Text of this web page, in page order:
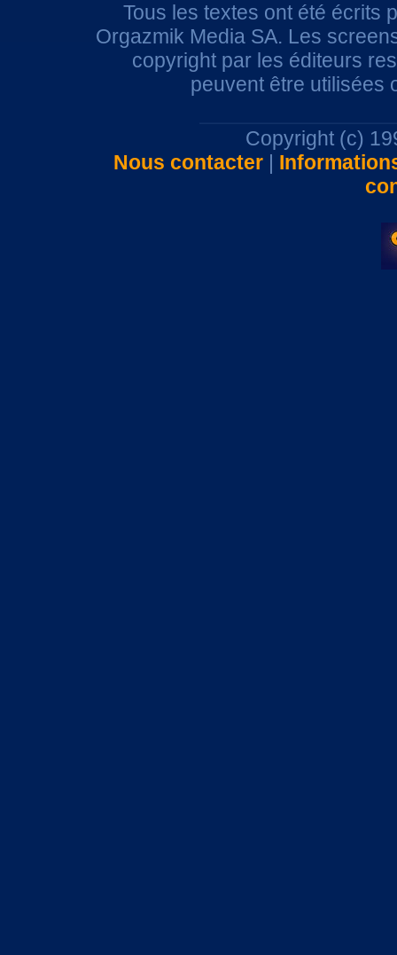
Tous les textes ont été écrits
Orgazmik Media SA. Les
copyright par les éditeurs
peuvent être utilisées
Copyright (c)
Nous contacter|